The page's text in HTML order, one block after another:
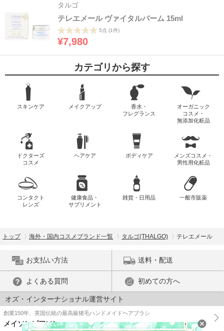
タルゴ
テレエメール ヴァイタルバーム 15ml
5点 (1件)
¥7,980
カテゴリから探す
スキンケア メイクアップ
香水・
フレグランス
オーガニック
コスメ・
無添加化粧品
ドクターズ
コスメ
ヘアケア ボディケア
メンズコスメ・
男性用化粧品
コンタクト
レンズ
健康食品・
サプリメント
雑貨・日用品 一般市販薬
トップ 海外・国内コスメブランド一覧 タルゴ(THALGO) テレエメール
お支払い方法 送料・配送
よくある質問 初めての方へ
オズ・インターナショナル運営サイト
創業150年、英国伝統の最高級猪毛ハンドメイドヘアブラシ
メイソンピアソン